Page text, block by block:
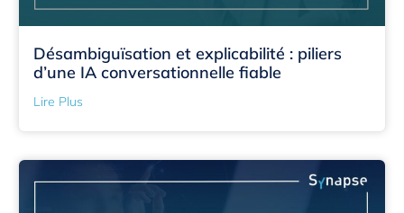
Désambiguïsation et explicabilité : piliers
d’une IA conversationnelle fiable
Lire Plus